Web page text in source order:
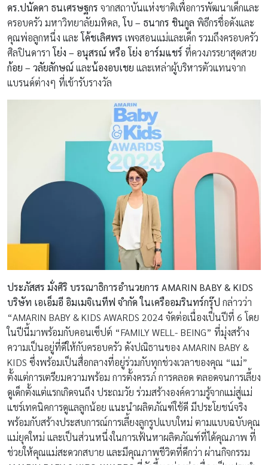
ดร.ปนัดดา ธนเศรษฐกร จากสถาบันแห่งชาติเพื่อการพัฒนาเด็กและ
ครอบครัว มหาวิทยาลัยมหิดล,โบ – ธนากร ชินกูล พิธีกรชื่อดังและ
คุณพ่อลูกหนึ่ง และโค้ชเลิศพร เพจสอนแม่และเด็ก รวมถึงครอบครัว
ศิลปินดาราโย่ง – อนุสรณ์ หรือ โย่ง อาร์มแชร์ ที่ควงภรรยาสุดสวย
ก้อย – วลัยลักษณ์ และน้องอบเชย และเหล่าผู้บริหารตัวแทนจาก
แบรนด์ต่างๆ ที่เข้ารับรางวัล
ประภัสสร มั่งศิริ บรรณาธิการอำนวยการ AMARIN BABY & KIDS
บริษัท เอเอ็มอี อิมเมจิเนทีฟ จำกัด ในเครืออมรินทร์กรุ๊ป กล่าวว่า
“AMARIN BABY & KIDS AWARDS 2024 จัดต่อเนื่องเป็นปีที่ 6 โดย
ในปีนี้มาพร้อมกับคอนเซ็ปต์ “FAMILY WELL- BEING” ที่มุ่งสร้าง
ความเป็นอยู่ที่ดีให้กับครอบครัว ดังปณิธานของ AMARIN BABY &
KIDS ซึ่งพร้อมเป็นสื่อกลางที่อยู่ร่วมกับทุกช่วงเวลาของคุณ “แม่”
ตั้งแต่การเตรียมความพร้อม การตั้งครรภ์ การคลอด ตลอดจนการเลี้ยง
ดูเด็กตั้งแต่แรกเกิดจนถึง ประถมวัย ร่วมสร้างองค์ความรู้จากแม่สู่แม่
แชร์เทคนิคการดูแลลูกน้อย แนะนำผลิตภัณฑ์ใช้ดี มีประโยชน์จริง
พร้อมกับสร้างประสบการณ์การเลี้ยงลูกรูปแบบใหม่ ตามแบบฉบับคุณ
แม่ยุคใหม่ และเป็นส่วนหนึ่งในการเฟ้นหาผลิตภัณฑ์ที่ได้คุณภาพ ที่
ช่วยให้คุณแม่สะดวกสบาย และมีคุณภาพชีวิตที่ดีกว่า ผ่านกิจกรรม